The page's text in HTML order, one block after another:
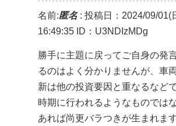
名前:匿名: 投稿日：2024/09/01(
16:49:35 ID：U3NDIzMDg
勝手に主題に戻ってご自身の発
るのはよく分かりませんが、車
新は他の投資要因と重なるなど
時期に行われるようなものでは
あれば尚更バラつきが生まれます